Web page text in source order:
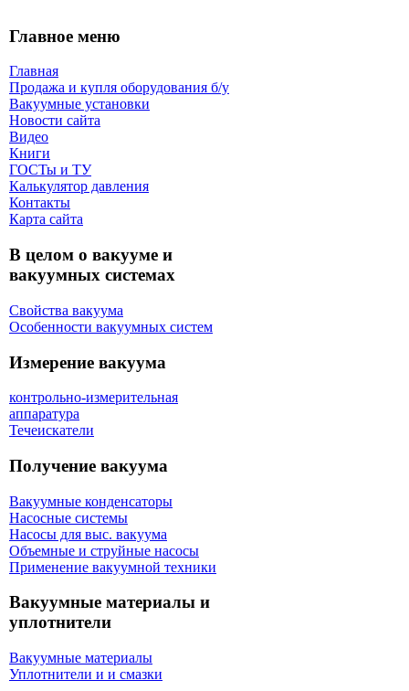
Главное меню
Главная
Продажа и купля оборудования б/y
Вакуумные установки
Новости сайта
Видео
Книги
ГОСТы и ТУ
Калькулятор давления
Контакты
Карта сaйта
В целом о вакууме и
вакуумных системах
Свойства вакуума
Особенности вакуумных систем
Измерение вакуума
контрольно-измерительная
аппаратура
Течеискатели
Получение вакуума
Вакуумные конденсаторы
Насосные системы
Насосы для выс. вакуума
Объемные и струйные насосы
Применение вакуумной техники
Вакуумные материалы и
уплотнители
Вакуумные материалы
Уплотнители и и смазки